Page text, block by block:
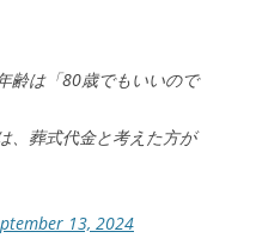
齢は「80歳でもいいので
、葬式代金と考えた方が
13, 2024